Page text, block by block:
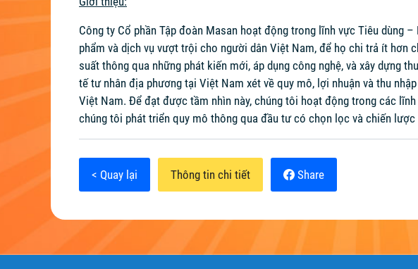
Công ty Cổ phần Tập đoàn Masan hoạt động trong lĩnh vực Tiêu dùng
phẩm và dịch vụ vượt trội cho người dân Việt Nam, để họ chi trả ít hơn
suất thông qua những phát kiến mới, áp dụng công nghệ, và xây dựng
tế tư nhân địa phương tại Việt Nam xét về quy mô, lợi nhuận và thu
Việt Nam. Để đạt được tầm nhìn này, chúng tôi hoạt động trong các
chúng tôi phát triển quy mô thông qua đầu tư có chọn lọc và chiến lược
< Quay lại Thông tin chi tiết Share